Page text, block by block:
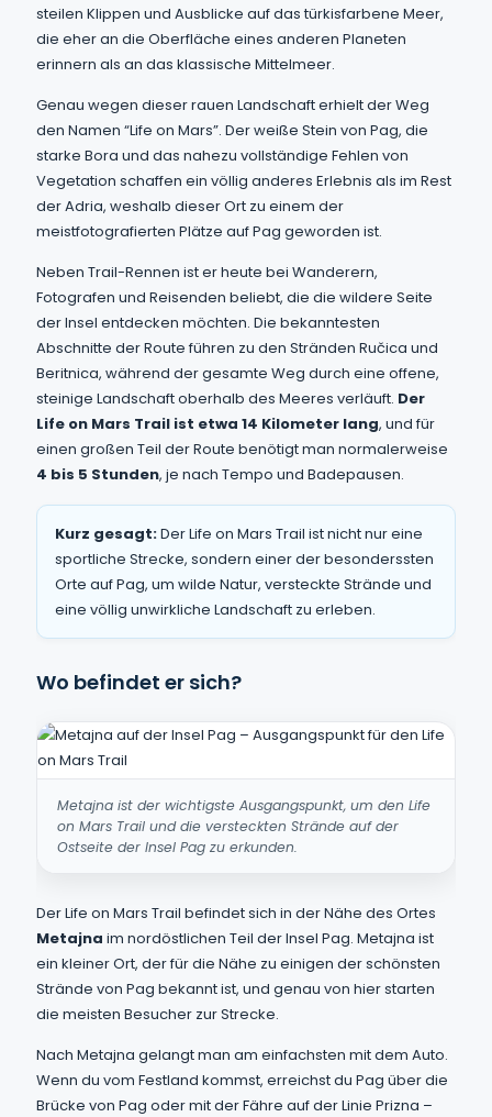
steilen Klippen und Ausblicke auf das türkisfarbene Meer,
die eher an die Oberfläche eines anderen Planeten
erinnern als an das klassische Mittelmeer.
Genau wegen dieser rauen Landschaft erhielt der Weg
den Namen “Life on Mars”. Der weiße Stein von Pag, die
starke Bora und das nahezu vollständige Fehlen von
Vegetation schaffen ein völlig anderes Erlebnis als im Rest
der Adria, weshalb dieser Ort zu einem der
meistfotografierten Plätze auf Pag geworden ist.
Neben Trail-Rennen ist er heute bei Wanderern,
Fotografen und Reisenden beliebt, die die wildere Seite
der Insel entdecken möchten. Die bekanntesten
Abschnitte der Route führen zu den Stränden Ručica und
Beritnica, während der gesamte Weg durch eine offene,
steinige Landschaft oberhalb des Meeres verläuft. Der
Life on Mars Trail ist etwa 14 Kilometer lang, und für
einen großen Teil der Route benötigt man normalerweise
4 bis 5 Stunden, je nach Tempo und Badepausen.
Kurz gesagt:Der Life on Mars Trail ist nicht nur eine
sportliche Strecke, sondern einer der besonderssten
Orte auf Pag, um wilde Natur, versteckte Strände und
eine völlig unwirkliche Landschaft zu erleben.
Wo befindet er sich?
Metajna ist der wichtigste Ausgangspunkt, um den Life
on Mars Trail und die versteckten Strände auf der
Ostseite der Insel Pag zu erkunden.
Der Life on Mars Trail befindet sich in der Nähe des Ortes
Metajna im nordöstlichen Teil der Insel Pag. Metajna ist
ein kleiner Ort, der für die Nähe zu einigen der schönsten
Strände von Pag bekannt ist, und genau von hier starten
die meisten Besucher zur Strecke.
Nach Metajna gelangt man am einfachsten mit dem Auto.
Wenn du vom Festland kommst, erreichst du Pag über die
Brücke von Pag oder mit der Fähre auf der Linie Prizna –